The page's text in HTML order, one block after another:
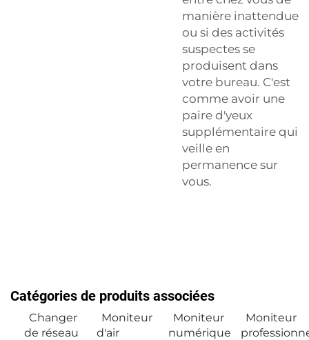
manière inattendue
ou si des activités
suspectes se
produisent dans
votre bureau. C'est
comme avoir une
paire d'yeux
supplémentaire qui
veille en
permanence sur
vous.
Catégories de produits associées
Changer
de réseau
Moniteur
d'air
Moniteur
numérique
Moniteur